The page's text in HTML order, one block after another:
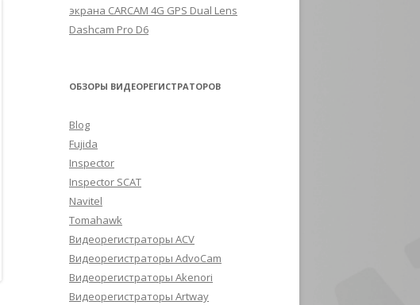
экрана CARCAM 4G GPS Dual Lens
Dashcam Pro D6
ОБЗОРЫ ВИДЕОРЕГИСТРАТОРОВ
Blog
Fujida
Inspector
Inspector SCAT
Navitel
Tomahawk
Видеорегистраторы ACV
Видеорегистраторы AdvoCam
Видеорегистраторы Akenori
Видеорегистраторы Artway